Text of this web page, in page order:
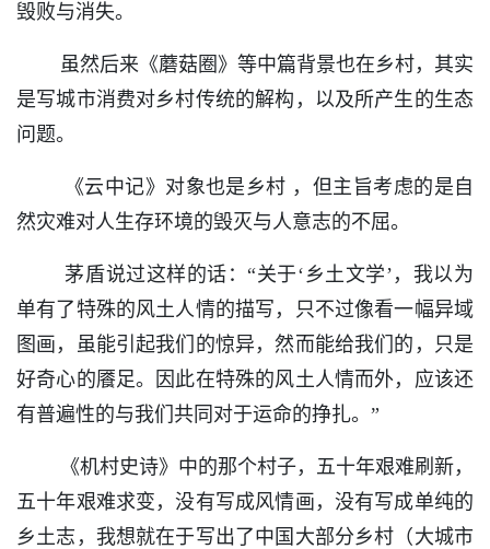
毁败与消失。
虽然后来《蘑菇圈》等中篇背景也在乡村，其实
是写城市消费对乡村传统的解构，以及所产生的生态
问题。
《云中记》对象也是乡村 ，但主旨考虑的是自
然灾难对人生存环境的毁灭与人意志的不屈。
茅盾说过这样的话：“关于‘乡土文学’，我以为
单有了特殊的风土人情的描写，只不过像看一幅异域
图画，虽能引起我们的惊异，然而能给我们的，只是
好奇心的餍足。因此在特殊的风土人情而外，应该还
有普遍性的与我们共同对于运命的挣扎。”
《机村史诗》中的那个村子，五十年艰难刷新，
五十年艰难求变，没有写成风情画，没有写成单纯的
乡土志，我想就在于写出了中国大部分乡村（大城市